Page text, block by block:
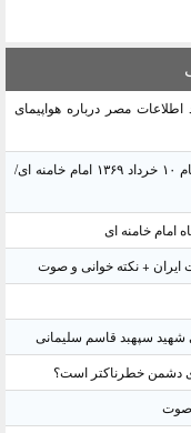
مصر درباره هواپیمای
منشور گفتمان امام و انقلاب - 7 /بخش دوم : شرح پیام ۱۰ خرداد ۱۳۶۹ امام خامنه ای/
امام خامنه ای
ایران + نکته خوانی و صوت
شهید سپهبد قاسم سلیمانی
دشمن خطرناکتر است؟
صوت